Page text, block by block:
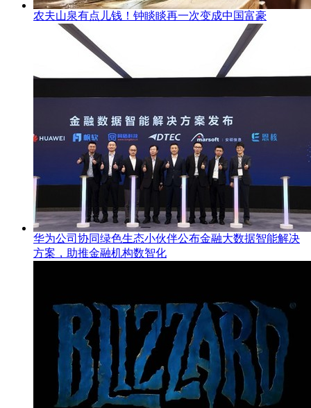
农夫山泉有点儿钱！钟睒睒再一次变成中国富豪
华为公司协同绿色生态小伙伴公布金融大数据智能解决
方案，助推金融机构数智化